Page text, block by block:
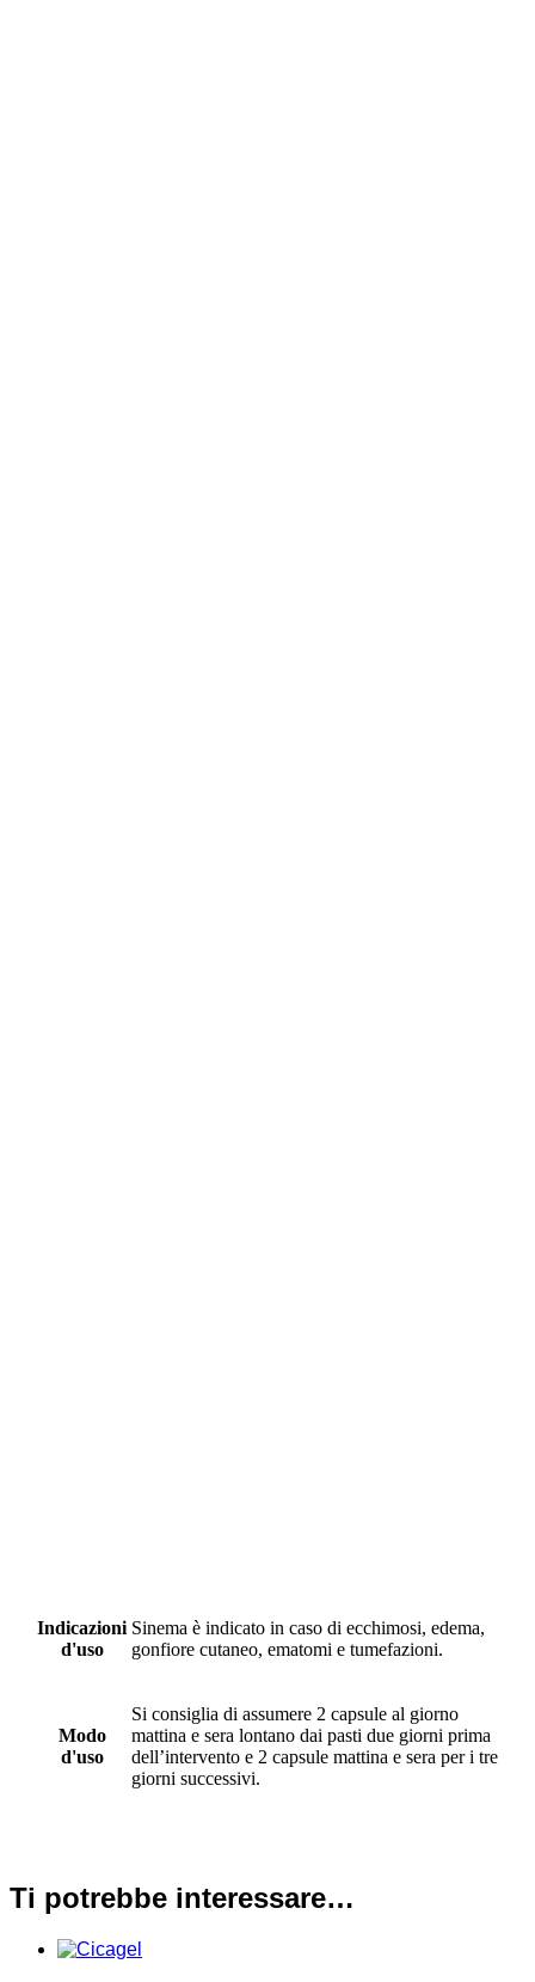
Indicazioni
d'uso
Sinema è indicato in caso di ecchimosi, edema,
gonfiore cutaneo, ematomi e tumefazioni.
Modo
d'uso
Si consiglia di assumere 2 capsule al giorno
mattina e sera lontano dai pasti due giorni prima
dell’intervento e 2 capsule mattina e sera per i tre
giorni successivi.
Ti potrebbe interessare…